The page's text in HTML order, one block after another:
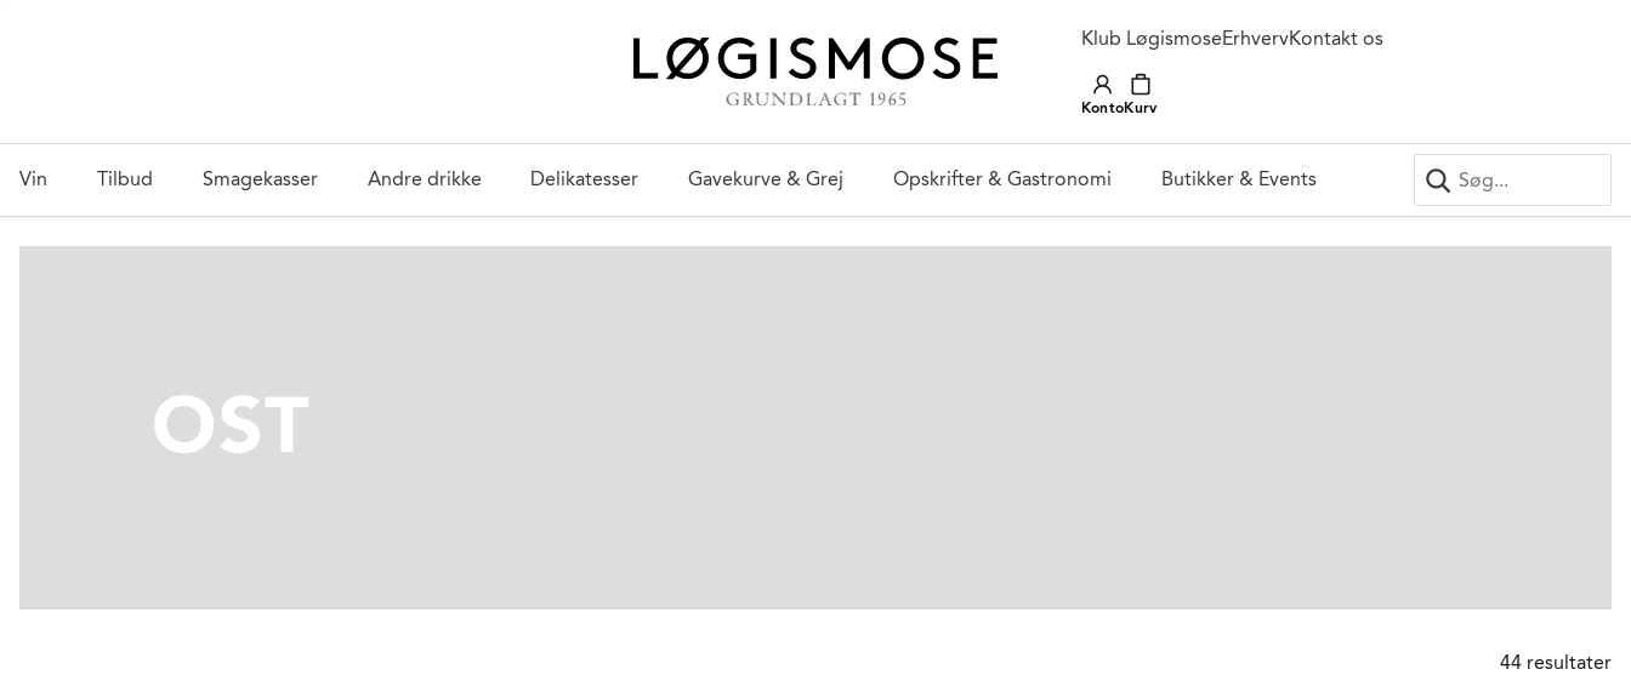
Klub LøgismoseErhvervKontakt os
KontoKurv
Vin Tilbud Smagekasser Andre drikke Delikatesser Gavekurve & Grej Opskrifter & Gastronomi Butikker & Events
OST
44 resultater